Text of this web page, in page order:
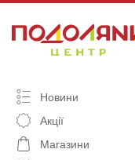
content
Новини
Акції
Магазини